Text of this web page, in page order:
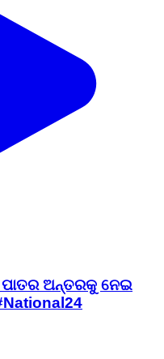
ଅନ୍ତରକୁ ନେଇ